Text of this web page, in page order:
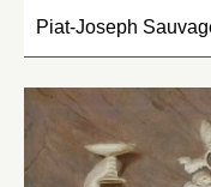
Piat-Joseph